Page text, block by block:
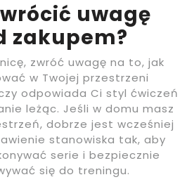
uwagę
zakupem?
zwróć uwagę na to, jak
w Twojej przestrzeni
odpowiada Ci styl ćwiczeń
leżąc. Jeśli w domu masz
dobrze jest wcześniej
stanowiska tak, aby
serie i bezpiecznie
się do treningu.